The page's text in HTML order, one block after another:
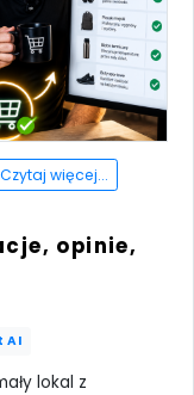
Czytaj więcej...
opinie,
AI
lokal z